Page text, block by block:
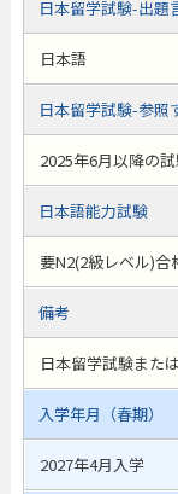
日本留学試験-出題
日本語
日本留学試験-参照
2025年6月以降の
日本語能力試験
要N2(2級レベル)合
備考
日本留学試験また
入学年月（春期）
2027年4月入学